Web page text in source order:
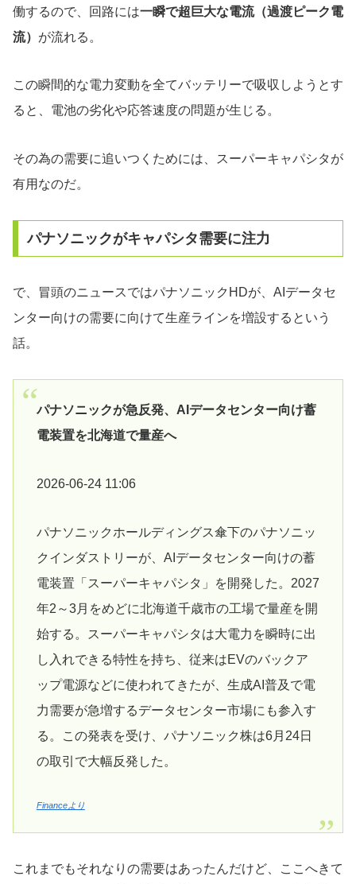
働するので、回路には一瞬で超巨大な電流（過渡ピーク電
流） が流れる。
この瞬間的な電力変動を全てバッテリーで吸収しようとす
ると、電池の劣化や応答速度の問題が生じる。
その為の需要に追いつくためには、スーパーキャパシタが
有用なのだ。
パナソニックがキャパシタ需要に注力
で、冒頭のニュースではパナソニックHDが、AIデータセ
ンター向けの需要に向けて生産ラインを増設するという
話。
パナソニックが急反発、AIデータセンター向け蓄
電装置を北海道で量産へ
2026-06-24 11:06
パナソニックホールディングス傘下のパナソニッ
クインダストリーが、AIデータセンター向けの蓄
電装置「スーパーキャパシタ」を開発した。2027
年2～3月をめどに北海道千歳市の工場で量産を開
始する。スーパーキャパシタは大電力を瞬時に出
し入れできる特性を持ち、従来はEVのバックア
ップ電源などに使われてきたが、生成AI普及で電
力需要が急増するデータセンター市場にも参入す
る。この発表を受け、パナソニック株は6月24日
の取引で大幅反発した。
Financeより
これまでもそれなりの需要はあったんだけど、ここへきて